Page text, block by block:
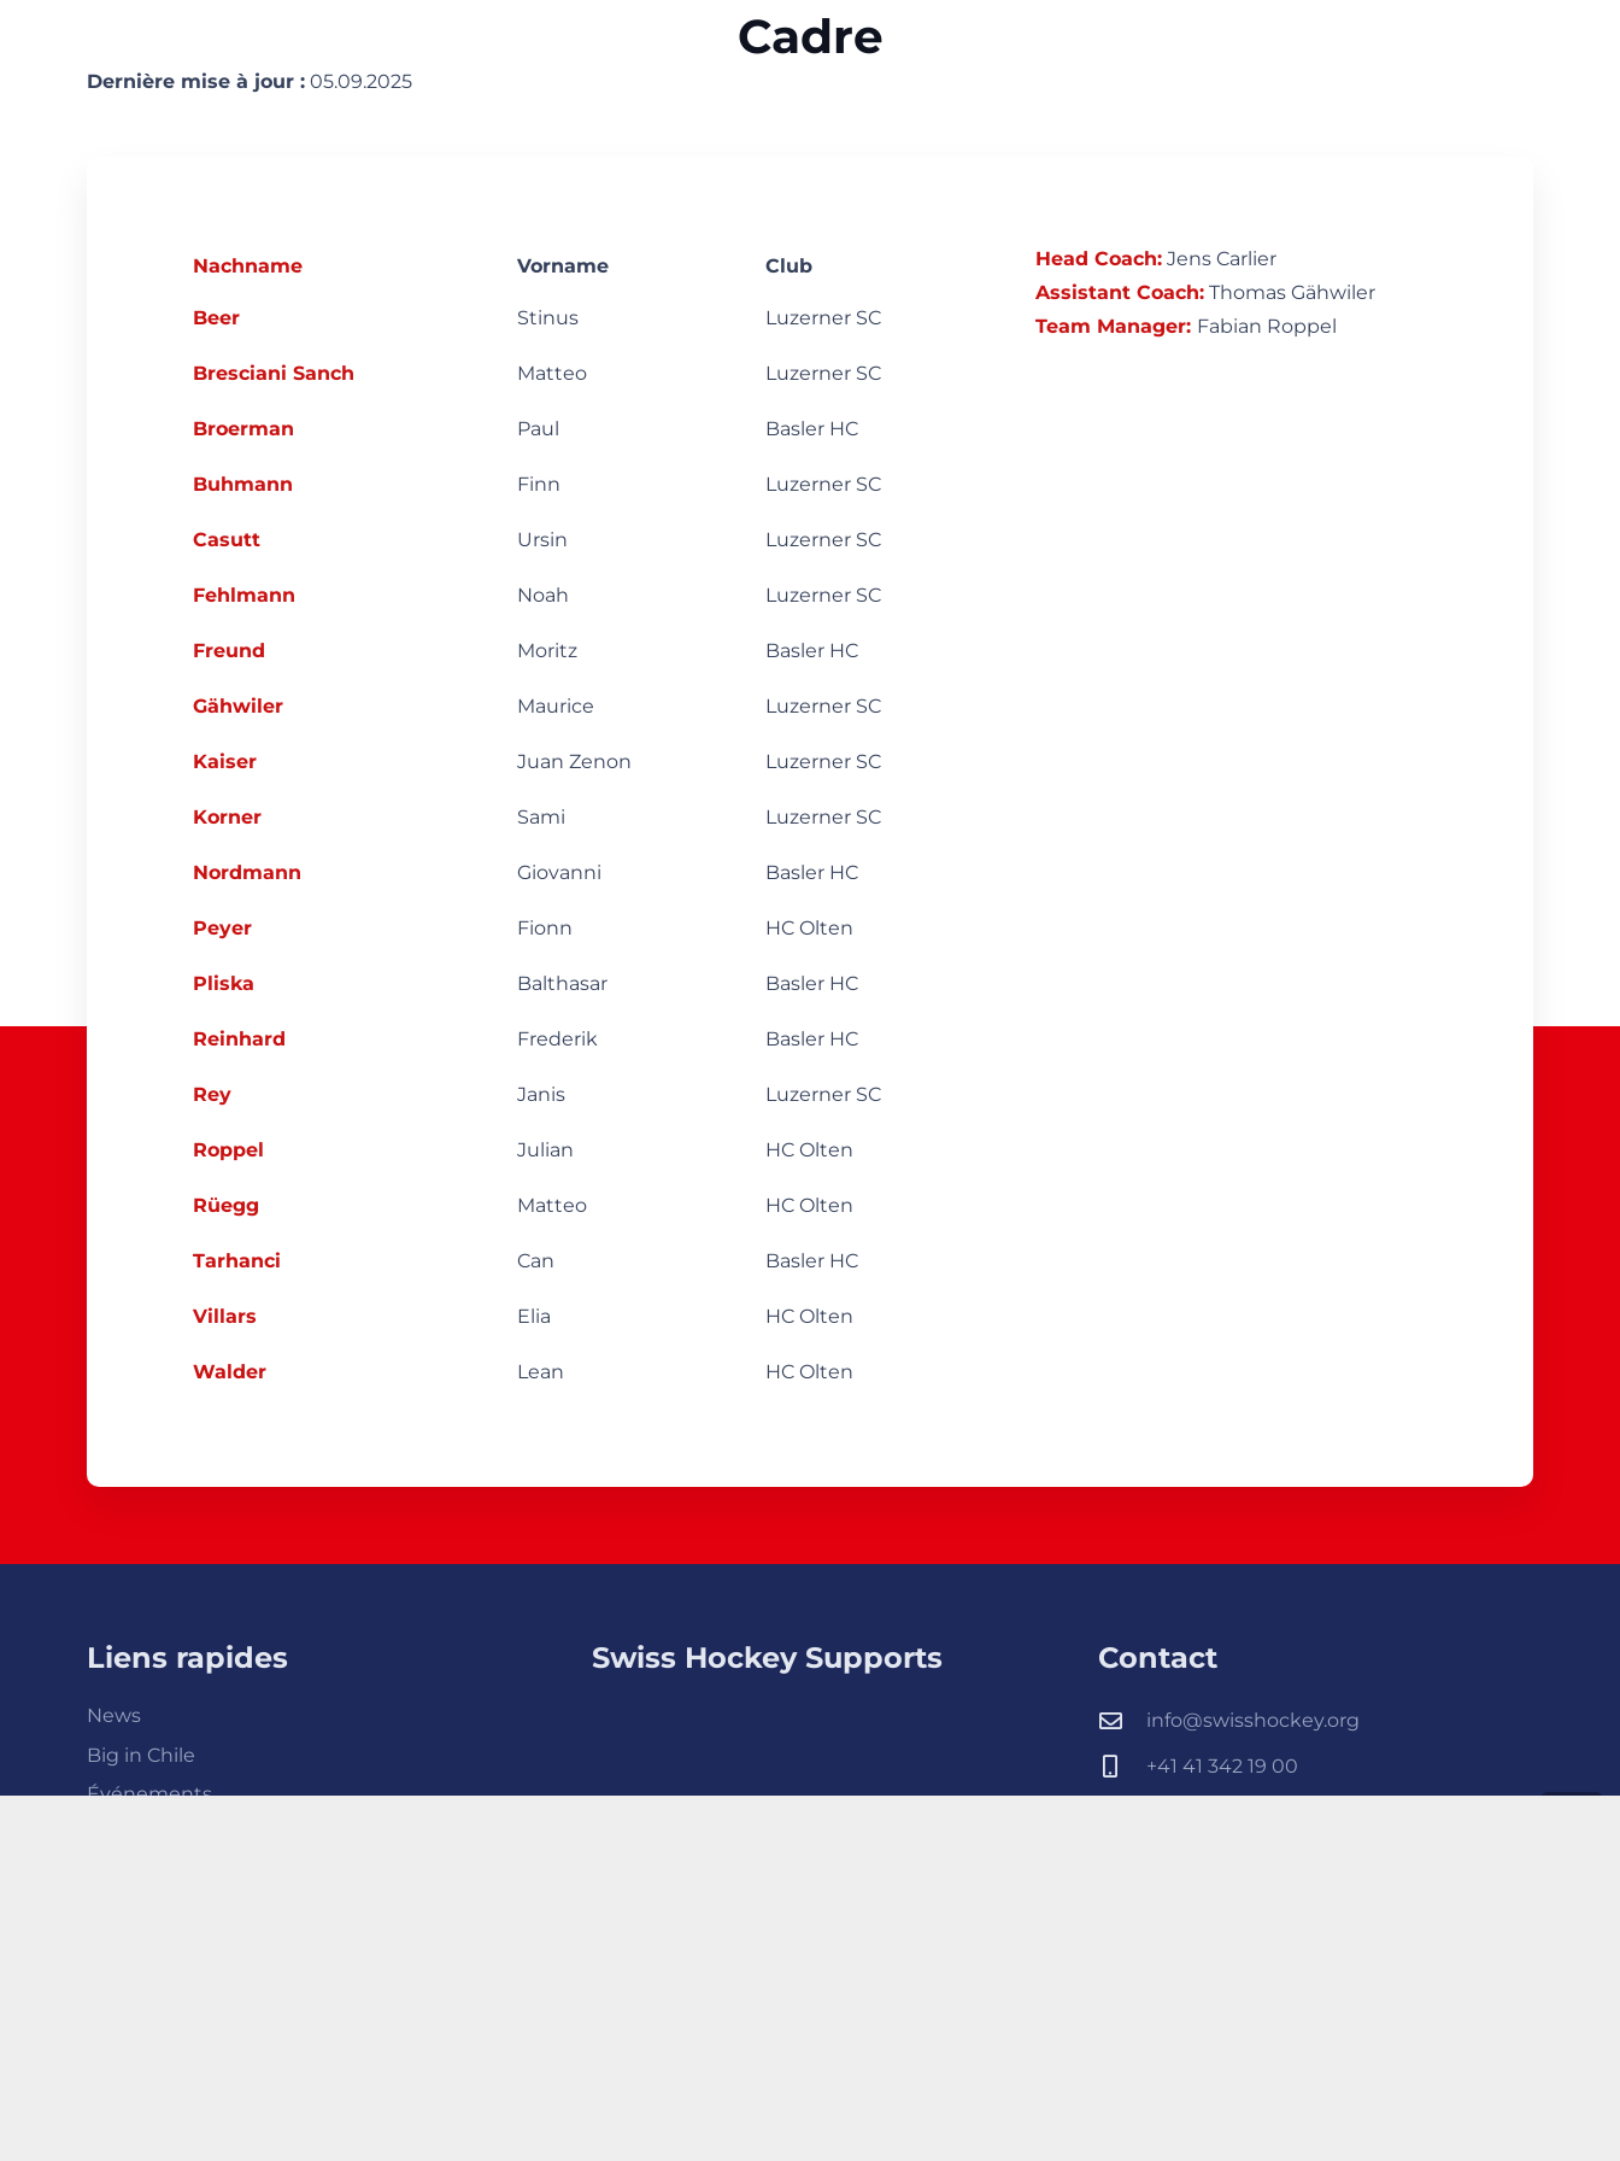
Cadre
Dernière mise à jour : 05.09.2025
Nachname Vorname Club
Beer Stinus Luzerner SC
Bresciani Sanch Matteo Luzerner SC
Broerman Paul Basler HC
Buhmann Finn Luzerner SC
Casutt Ursin Luzerner SC
Fehlmann Noah Luzerner SC
Freund Moritz Basler HC
Gähwiler Maurice Luzerner SC
Kaiser Juan Zenon Luzerner SC
Korner Sami Luzerner SC
Nordmann Giovanni Basler HC
Peyer Fionn HC Olten
Pliska Balthasar Basler HC
Reinhard Frederik Basler HC
Rey Janis Luzerner SC
Roppel Julian HC Olten
Rüegg Matteo HC Olten
Tarhanci Can Basler HC
Villars Elia HC Olten
Walder Lean HC Olten
Head Coach:Jens Carlier
Assistant Coach:Thomas Gähwiler
Team Manager: Fabian Roppel
Liens rapides
News
Big in Chile
Événements
Swiss Hockey Supports Contact
info@swisshockey.org
+41 41 342 19 00